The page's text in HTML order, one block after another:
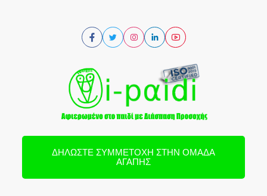
ΔΗΛΏΣΤΕ ΣΥΜΜΕΤΟΧΉ ΣΤΗΝ ΟΜΆΔΑ
ΑΓΆΠΗΣ